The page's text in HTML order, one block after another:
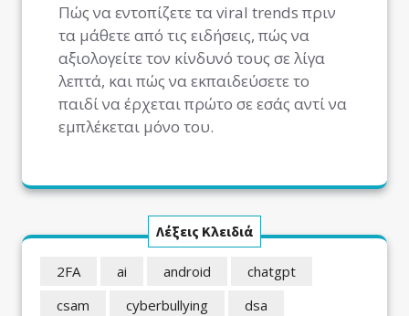
Πώς να εντοπίζετε τα viral trends πριν
τα μάθετε από τις ειδήσεις, πώς να
αξιολογείτε τον κίνδυνό τους σε λίγα
λεπτά, και πώς να εκπαιδεύσετε το
παιδί να έρχεται πρώτο σε εσάς αντί να
εμπλέκεται μόνο του.
Λέξεις Κλειδιά
2FA ai android
chatgpt
csam
cyberbullying
dsa